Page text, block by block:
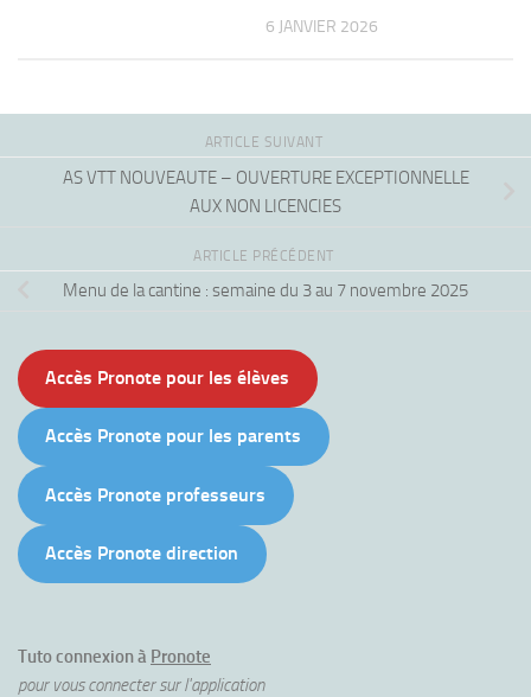
6 JANVIER 2026
ARTICLE SUIVANT
AS VTT NOUVEAUTE – OUVERTURE EXCEPTIONNELLE
AUX NON LICENCIES
ARTICLE PRÉCÉDENT
Menu de la cantine : semaine du 3 au 7 novembre 2025
Accès Pronote pour les élèves
Accès Pronote pour les parents
Accès Pronote professeurs
Accès Pronote direction
Tuto connexion à Pronote
pour vous connecter sur l'application